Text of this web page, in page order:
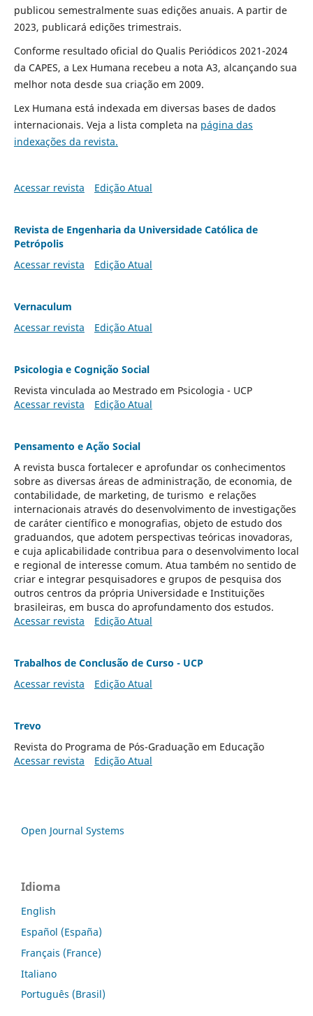
publicou semestralmente suas edições anuais. A partir de
2023, publicará edições trimestrais.
Conforme resultado oficial do Qualis Periódicos 2021-2024
da CAPES, a Lex Humana recebeu a nota A3, alcançando sua
melhor nota desde sua criação em 2009.
Lex Humana está indexada em diversas bases de dados
internacionais. Veja a lista completa na página das
indexações da revista.
Acessar revista Edição Atual
Revista de Engenharia da Universidade Católica de
Petrópolis
Acessar revista
Edição Atual
Vernaculum
Acessar revista
Edição Atual
Psicologia e Cognição Social
Revista vinculada ao Mestrado em Psicologia - UCP
Acessar revista
Edição Atual
Pensamento e Ação Social
A revista busca fortalecer e aprofundar os conhecimentos
sobre as diversas áreas de administração, de economia, de
contabilidade, de marketing, de turismo e relações
internacionais através do desenvolvimento de investigações
de caráter científico e monografias, objeto de estudo dos
graduandos, que adotem perspectivas teóricas inovadoras,
e cuja aplicabilidade contribua para o desenvolvimento local
e regional de interesse comum. Atua também no sentido de
criar e integrar pesquisadores e grupos de pesquisa dos
outros centros da própria Universidade e Instituições
brasileiras, em busca do aprofundamento dos estudos.
Acessar revista
Edição Atual
Trabalhos de Conclusão de Curso - UCP
Acessar revista
Edição Atual
Trevo
Revista do Programa de Pós-Graduação em Educação
Acessar revista
Edição Atual
Open Journal Systems
Idioma
English
Español (España)
Français (France)
Italiano
Português (Brasil)